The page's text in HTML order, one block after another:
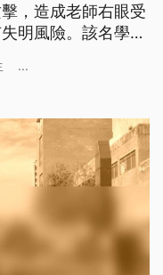
，造成老師右眼受
明風險。該名學生
...